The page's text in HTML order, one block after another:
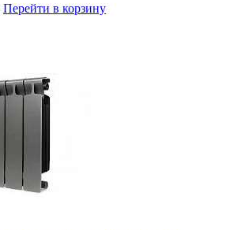
Перейти в корзину